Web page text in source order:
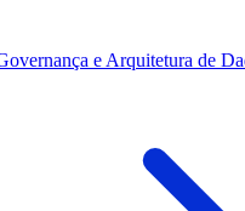
e Arquitetura de